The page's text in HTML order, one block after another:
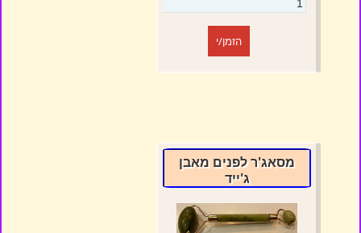
הזמן/י
מסאג'ר לפנים מאבן
ג'ייד